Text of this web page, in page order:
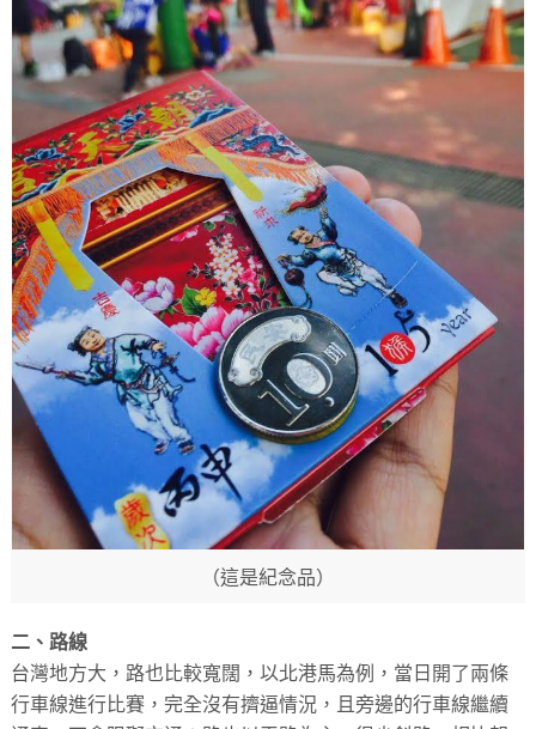
（這是紀念品）
二、路線
台灣地方大，路也比較寬闊，以北港馬為例，當日開了兩條
行車線進行比賽，完全沒有擠逼情況，且旁邊的行車線繼續